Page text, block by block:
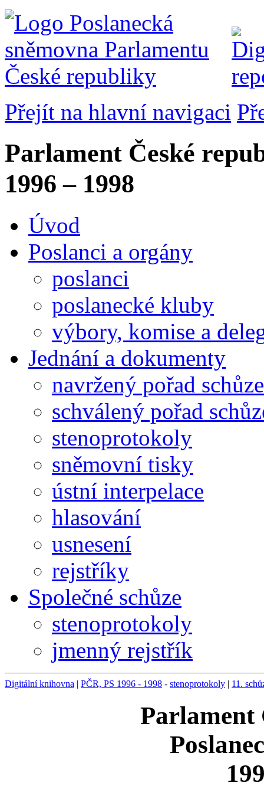
Přejít na hlavní navigaci
Parlament České
1996 – 1998
Úvod
Poslanci a orgány
poslanci
poslanecké kluby
výbory, komise a
Jednání a dokumenty
navržený pořad schůze
schválený pořad
stenoprotokoly
sněmovní tisky
ústní interpelace
hlasování
usnesení
rejstříky
Společné schůze
stenoprotokoly
jmenný rejstřík
Digitální knihovna | PČR, PS 1996 - 1998 - stenoprotokoly | 11.
Parlament